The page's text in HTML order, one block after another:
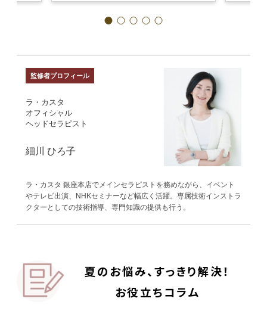
監修者プロフィール
ラ・カスタ
オフィシャル
ヘッドセラピスト
細川 ひろ子
ラ・カスタ 銀座本店でメインセラピストを務めながら、イベント
やテレビ出演、NHKセミナーなど幅広く活躍。専属技術インストラ
クターとしての技術指導、専門知識の提供も行う。
夏のお悩み、すっきり解決！
お役立ちコラム